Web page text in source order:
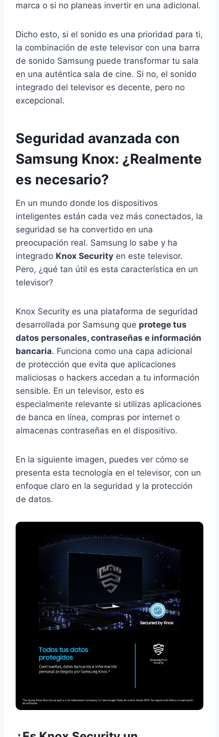
marca o si no planeas invertir en una adicional.
Dicho esto, si el sonido es una prioridad para ti,
la combinación de este televisor con una barra
de sonido Samsung puede transformar tu sala
en una auténtica sala de cine. Si no, el sonido
integrado del televisor es decente, pero no
excepcional.
Seguridad avanzada con
Samsung Knox: ¿Realmente
es necesario?
En un mundo donde los dispositivos
inteligentes están cada vez más conectados, la
seguridad se ha convertido en una
preocupación real. Samsung lo sabe y ha
integrado Knox Security en este televisor.
Pero, ¿qué tan útil es esta característica en un
televisor?
Knox Security es una plataforma de seguridad
desarrollada por Samsung que protege tus
datos personales, contraseñas e información
bancaria. Funciona como una capa adicional
de protección que evita que aplicaciones
maliciosas o hackers accedan a tu información
sensible. En un televisor, esto es
especialmente relevante si utilizas aplicaciones
de banca en línea, compras por internet o
almacenas contraseñas en el dispositivo.
En la siguiente imagen, puedes ver cómo se
presenta esta tecnología en el televisor, con un
enfoque claro en la seguridad y la protección
de datos.